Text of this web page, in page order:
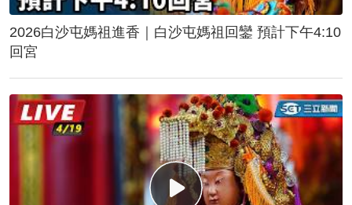
2026白沙屯媽祖進香｜白沙屯媽祖回鑾 預計下午4:10
回宮